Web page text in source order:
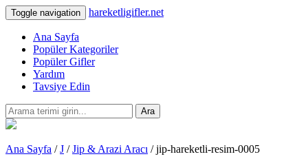
Toggle navigation hareketligifler.net
Ana Sayfa
Popüler Kategoriler
Popüler Gifler
Yardım
Tavsiye Edin
Ara
Ana Sayfa /J /Jip & Arazi Aracı / jip-hareketli-resim-0005